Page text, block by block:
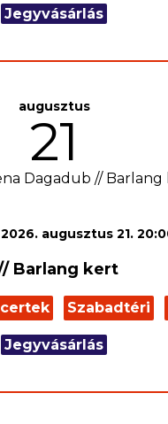
Jegyvásárlás
augusztus
21
2026. augusztus 21.
Barlang kert
Szabadtéri
Jegyvásárlás